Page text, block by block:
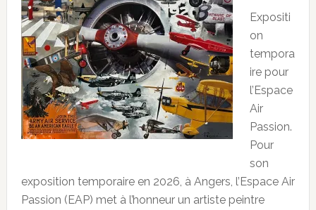
Expositi
on
tempora
ire pour
l’Espace
Air
Passion.
Pour
son
exposition temporaire en 2026, à Angers, l’Espace Air
Passion (EAP) met à l’honneur un artiste peintre